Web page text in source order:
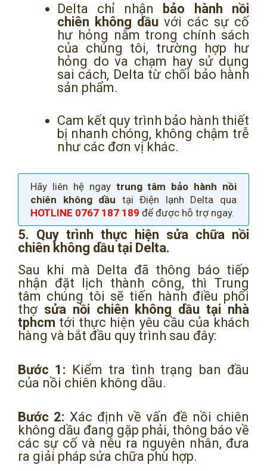
Delta chỉ nhận
bảo hành nồi
chiên không dầu với các sự cố
hư hỏng nằm trong chính sách
của chúng tôi, trường hợp hư
hỏng do va chạm hay sử dụng
sai cách, Delta từ chối bảo hành
sản phẩm.
Cam kết quy trình bảo hành thiết
bị nhanh chóng, không chậm trễ
như các đơn vị khác.
Hãy liên hệ ngay trung tâm bảo hành nồi
chiên không dầu tại Điện lạnh Delta qua
HOTLINE 0767 187 189 để được hỗ trợ ngay.
5. Quy trình thực hiện sửa chữa nồi
chiên không dầu tại Delta.
Sau khi mà Delta đã thông báo tiếp
nhận đặt lịch thành công, thì Trung
tâm chúng tôi sẽ tiến hành điều phối
thợ sửa nồi chiên không dầu tại nhà
tphcm tới thực hiện yêu cầu của khách
hàng và bắt đầu quy trình sau đây:
Bước 1: Kiểm tra tình trạng ban đầu
của nồi chiên không dầu.
Bước 2: Xác định về vấn đề nồi chiên
không dầu đang gặp phải, thông báo về
các sự cố và nêu ra nguyên nhân, đưa
ra giải pháp sửa chữa phù hợp.